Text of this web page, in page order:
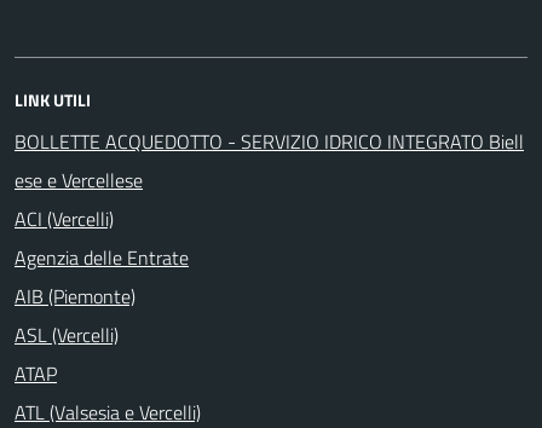
LINK UTILI
BOLLETTE ACQUEDOTTO - SERVIZIO IDRICO INTEGRATO Biell
ese e Vercellese
ACI (Vercelli)
Agenzia delle Entrate
AIB (Piemonte)
ASL (Vercelli)
ATAP
ATL (Valsesia e Vercelli)